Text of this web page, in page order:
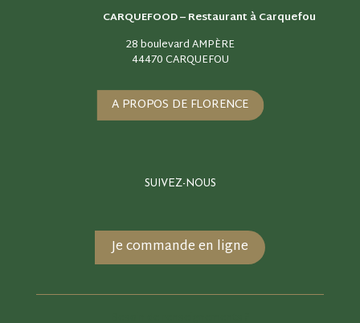
CARQUEFOOD –Restaurant à Carquefou
28 boulevard AMPÈRE
44470 CARQUEFOU
A PROPOS DE FLORENCE
SUIVEZ-NOUS
Je commande en ligne